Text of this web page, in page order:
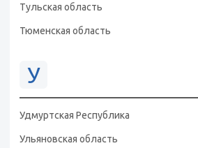
Тульская область
Тюменская область
У
Удмуртская Республика
Ульяновская область